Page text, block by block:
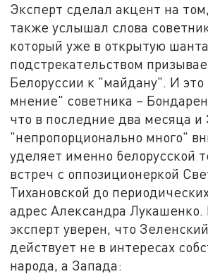
Эксперт сделал акцент на
также услышал слова
который уже в открытую
подстрекательством
Белоруссии к "майдану". И это
мнение" советника –
что в последние два месяца и
"непропорционально много"
уделяет именно белорусской
встреч с оппозиционеркой
Тихановской до
адрес Александра Лукашенко.
эксперт уверен, что
действует не в интересах
народа, а Запада: